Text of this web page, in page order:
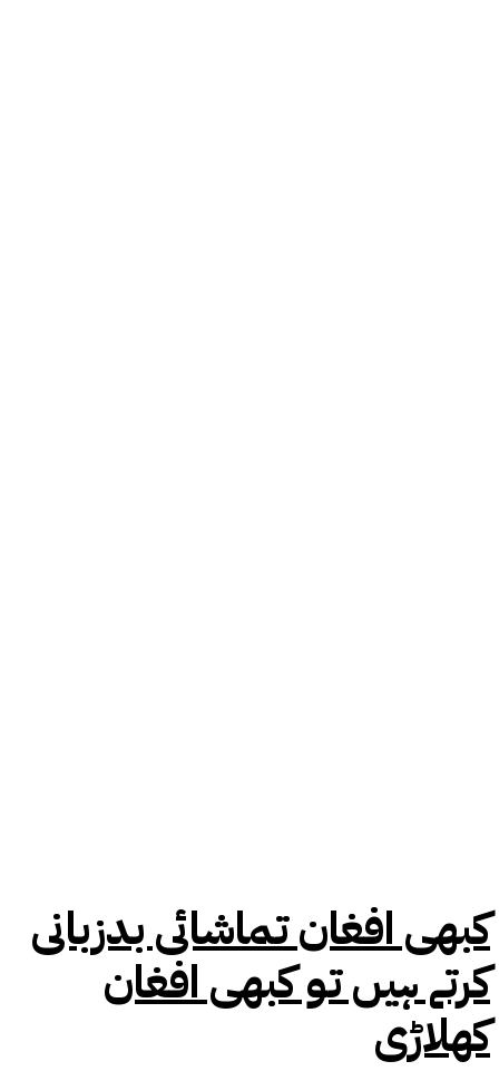
کبھی افغان تماشائی بدزبانی
کرتے ہیں تو کبھی افغان
کھلاڑی